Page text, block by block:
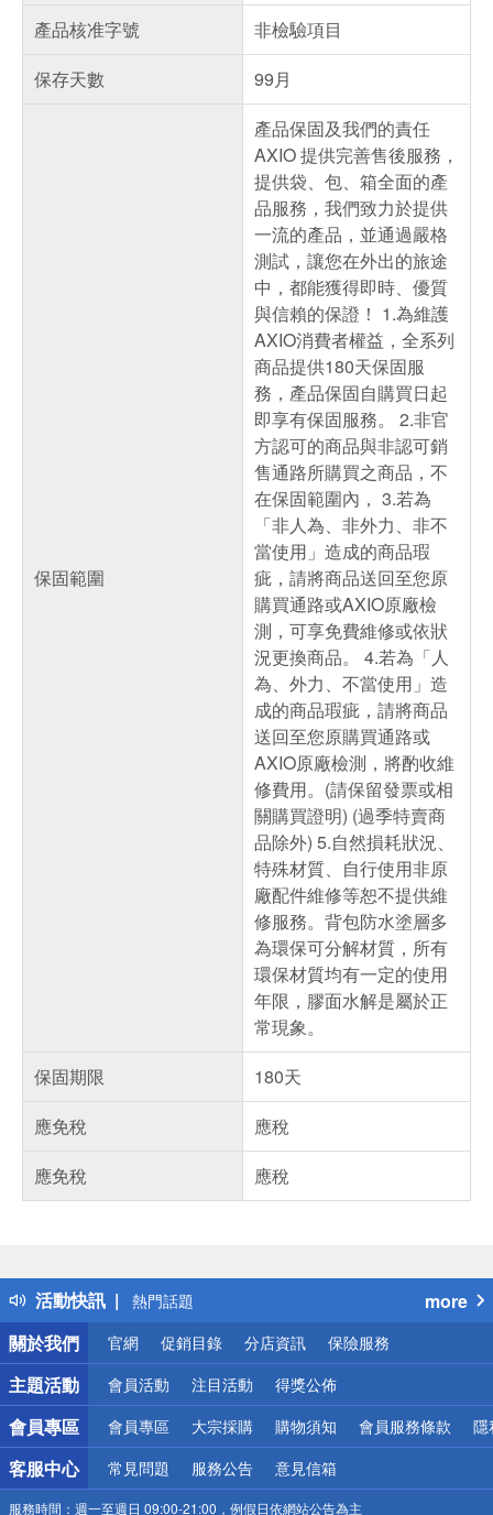
產品核准字號
非檢驗項目
保存天數
99月
保固範圍
產品保固及我們的責任
AXIO 提供完善售後服務，
提供袋、包、箱全面的產
品服務，我們致力於提供
一流的產品，並通過嚴格
測試，讓您在外出的旅途
中，都能獲得即時、優質
與信賴的保證！ 1.為維護
AXIO消費者權益，全系列
商品提供180天保固服
務，產品保固自購買日起
即享有保固服務。 2.非官
方認可的商品與非認可銷
售通路所購買之商品，不
在保固範圍內， 3.若為
「非人為、非外力、非不
當使用」造成的商品瑕
疵，請將商品送回至您原
購買通路或AXIO原廠檢
測，可享免費維修或依狀
況更換商品。 4.若為「人
為、外力、不當使用」造
成的商品瑕疵，請將商品
送回至您原購買通路或
AXIO原廠檢測，將酌收維
修費用。(請保留發票或相
關購買證明) (過季特賣商
品除外) 5.自然損耗狀況、
特殊材質、自行使用非原
廠配件維修等恕不提供維
修服務。背包防水塗層多
為環保可分解材質，所有
環保材質均有一定的使用
年限，膠面水解是屬於正
常現象。
保固期限
180天
應免稅
應稅
應免稅
應稅
活動快訊
得獎公告
熱門話題
銀行優惠
偏遠地區配送
詐騙網頁！請小心！
more
關於我們
官網 促銷目錄 分店資訊 保險服務
主題活動 會員活動 注目活動 得獎公佈
會員專區 會員專區 大宗採購 購物須知 會員服務條款 隱
客服中心 常見問題 服務公告 意見信箱
服務時間： 週一至週日 09:00-21:00，例假日依網站公告為主